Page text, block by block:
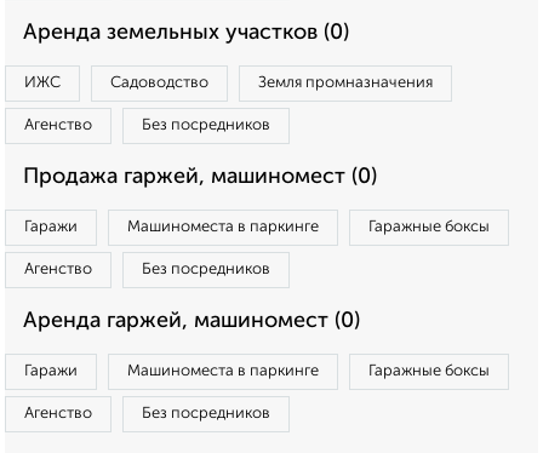
Аренда земельных участков (0)
ИЖС Садоводство Земля промназначения
Агенство Без посредников
Продажа гаржей, машиномест (0)
Гаражи Машиноместа в паркинге Гаражные боксы
Агенство Без посредников
Аренда гаржей, машиномест (0)
Гаражи Машиноместа в паркинге Гаражные боксы
Агенство Без посредников